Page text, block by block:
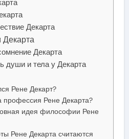
Декарта
Декарта
души и тела у Декарта
Рене Декарт?
профессия Рене Декарта?
идея философии Рене
Рене Декарта считаются